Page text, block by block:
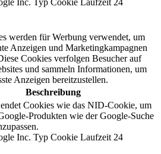
Inc. Typ Cookie Laufzeit 24
werden für Werbung verwendet, um
Anzeigen und Marketingkampagnen
Cookies verfolgen Besucher auf
und sammeln Informationen, um
Anzeigen bereitzustellen.
Beschreibung
Cookies wie das NID-Cookie, um
Produkten wie der Google-Suche
Inc. Typ Cookie Laufzeit 24